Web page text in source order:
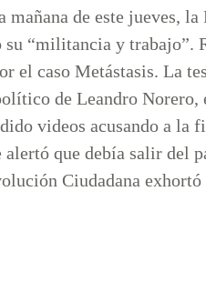
de este jueves, la
su “militancia y trabajo”.
el caso Metástasis. La
de Leandro Norero,
videos acusando a la
que debía salir del
Ciudadana exhortó